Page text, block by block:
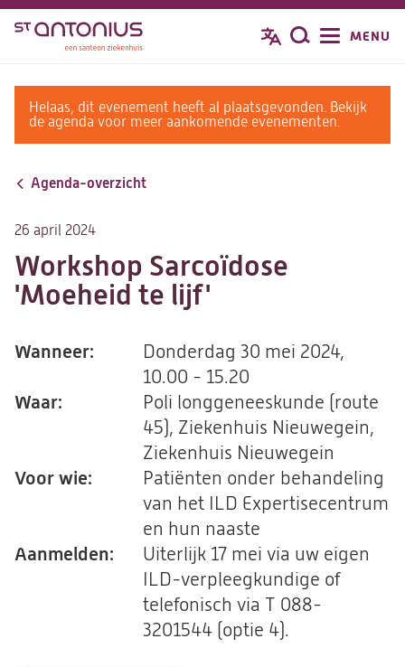
Overslaan
de
inhoud
Zoeken
MENU
warning
message
Helaas, dit evenement heeft al plaatsgevonden. Bekijk
de agenda voor meer aankomende evenementen.
Agenda-overzicht
26 april 2024
Workshop Sarcoïdose
'Moeheid te lijf'
Wanneer:
Donderdag 30 mei 2024,
10.00 - 15.20
Waar:
Poli longgeneeskunde (route
45), Ziekenhuis Nieuwegein,
Ziekenhuis Nieuwegein
Voor wie:
Patiënten onder behandeling
van het ILD Expertisecentrum
en hun naaste
Aanmelden:
Uiterlijk 17 mei via uw eigen
ILD-verpleegkundige of
telefonisch via T 088-
3201544 (optie 4).